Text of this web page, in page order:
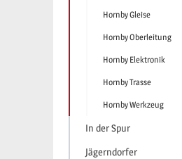
Hornby Gleise
Hornby Oberleitung
Hornby Elektronik
Hornby Trasse
Hornby Werkzeug
In der Spur
Jägerndorfer